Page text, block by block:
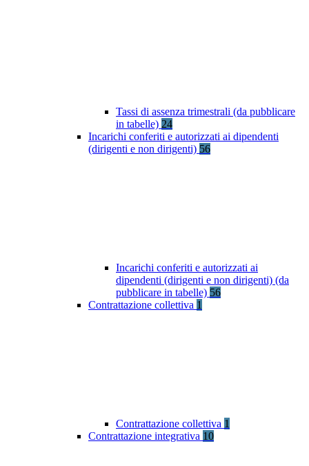
Tassi di assenza trimestrali (da pubblicare
in tabelle) 24
Incarichi conferiti e autorizzati ai dipendenti
(dirigenti e non dirigenti) 56
Incarichi conferiti e autorizzati ai
dipendenti (dirigenti e non dirigenti) (da
pubblicare in tabelle) 56
Contrattazione collettiva 1
Contrattazione collettiva 1
Contrattazione integrativa 10